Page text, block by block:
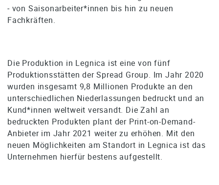
‒ von Saisonarbeiter*innen bis hin zu neuen
Fachkräften.
Die Produktion in Legnica ist eine von fünf
Produktionsstätten der Spread Group. Im Jahr 2020
wurden insgesamt 9,8 Millionen Produkte an den
unterschiedlichen Niederlassungen bedruckt und an
Kund*innen weltweit versandt. Die Zahl an
bedruckten Produkten plant der Print-on-Demand-
Anbieter im Jahr 2021 weiter zu erhöhen. Mit den
neuen Möglichkeiten am Standort in Legnica ist das
Unternehmen hierfür bestens aufgestellt.